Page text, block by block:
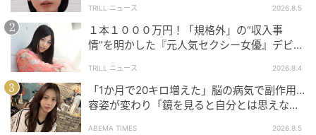
IUはこどもの日を迎えて1億ウォンの寄付金も届けた。
IUは韓国児童福祉協会と全国地域児童センター協議会
にそれぞれ5000万ウォンずつ寄付し、児童福祉施設で
生活する保護児童のための物品や医療費の支援などに
役立てた。
1億ウォンの寄付にとどまらず、共演した子役一人ひと
TRILL ニュース 2026.8.5
１本１０００万円！「規格外」の“収入事
情”を明かした『元人気セクシー女優』デビュ
TRILL ニュース 2026.8.4
「1か月で20キロ増えた」脳の病気で副作用…
容姿が変わり「鏡を見ると自分とは思えなか
ABEMA TIMES 2026.8.5